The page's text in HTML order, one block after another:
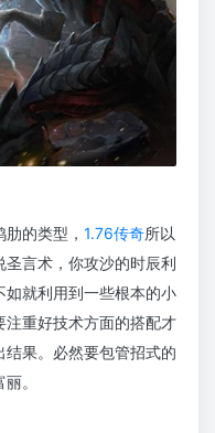
的类型， 1.76传奇所以
言术，你攻沙的时辰利
如就利用到一些根本的小
重好技术方面的搭配才
果。必然要包管招式的
。